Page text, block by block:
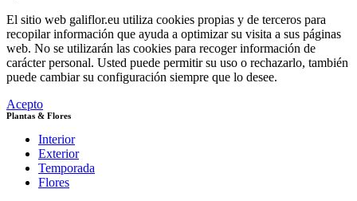
El sitio web galiflor.eu utiliza cookies propias y de terceros para
recopilar información que ayuda a optimizar su visita a sus páginas
web. No se utilizarán las cookies para recoger información de
carácter personal. Usted puede permitir su uso o rechazarlo, también
puede cambiar su configuración siempre que lo desee.
Acepto
Plantas & Flores
Interior
Exterior
Temporada
Flores